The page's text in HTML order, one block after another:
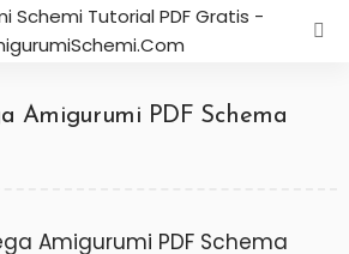
Amigurumi PDF Schema